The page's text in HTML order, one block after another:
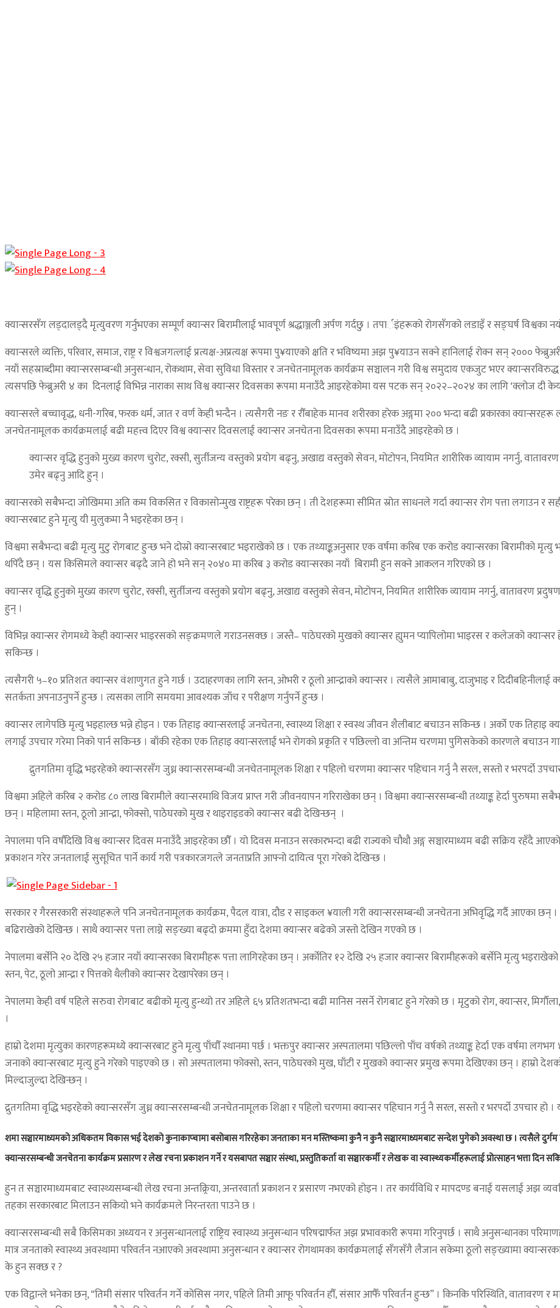
क्यान्सरसँग लड्दालड्दै मृत्युवरण गर्नुभएका सम्पूर्ण क्यान्सर बिरामीलाई भावपूर्ण श्रद्धाञ्जली अर्पण गर्दछु । तपार्इंहरूको रोगसँगको लडाइँ र सङ्घर्ष विश्वका
क्यान्सरले व्यक्ति, परिवार, समाज, राष्ट्र र विश्वजगत्लाई प्रत्यक्ष-अप्रत्यक्ष रूपमा पु¥याएको क्षति र भविष्यमा अझ पु¥याउन सक्ने हानिलाई रोक्न सन् २०००
नयाँ सहस्राब्दीमा क्यान्सरसम्बन्धी अनुसन्धान, रोकथाम, सेवा सुविधा विस्तार र जनचेतनामूलक कार्यक्रम सञ्चालन गरी विश्व समुदाय एकजुट भएर
त्यसपछि फेब्रुअरी ४ का दिनलाई विभिन्न नाराका साथ विश्व क्यान्सर दिवसका रूपमा मनाउँदै आइरहेकोमा यस पटक सन् २०२२–२०२४ का लागि ‘क्लोज दी
क्यान्सरले बच्चावृद्ध, धनी-गरिब, फरक धर्म, जात र वर्ण केही भन्दैन । त्यसैगरी नङ र रौँबाहेक मानव शरीरका हरेक अङ्गमा २०० भन्दा बढी प्रकारका
जनचेतनामूलक कार्यक्रमलाई बढी महत्त्व दिएर विश्व क्यान्सर दिवसलाई क्यान्सर जनचेतना दिवसका रूपमा मनाउँदै आइरहेको छ ।
क्यान्सर वृद्धि हुनुको मुख्य कारण चुरोट, रक्सी, सुर्तीजन्य वस्तुको प्रयोग बढ्नु, अखाद्य वस्तुको सेवन, मोटोपन, नियमित शारीरिक व्यायाम नगर्नु,
उमेर बढ्नु आदि हुन् ।
क्यान्सरको सबैभन्दा जोखिममा अति कम विकसित र विकासोन्मुख राष्ट्रहरू परेका छन् । ती देशहरूमा सीमित स्रोत साधनले गर्दा क्यान्सर रोग पत्ता लगाउन र
क्यान्सरबाट हुने मृत्यु यी मुलुकमा नै भइरहेका छन् ।
विश्वमा सबैभन्दा बढी मृत्यु मुटु रोगबाट हुन्छ भने दोस्रो क्यान्सरबाट भइराखेको छ । एक तथ्याङ्कअनुसार एक वर्षमा करिब एक करोड क्यान्सरका बिरामीको
थपिँदै छन् । यस किसिमले क्यान्सर बढ्दै जाने हो भने सन् २०४० मा करिब ३ करोड क्यान्सरका नयाँ बिरामी हुन सक्ने आकलन गरिएको छ ।
क्यान्सर वृद्धि हुनुको मुख्य कारण चुरोट, रक्सी, सुर्तीजन्य वस्तुको प्रयोग बढ्नु, अखाद्य वस्तुको सेवन, मोटोपन, नियमित शारीरिक व्यायाम नगर्नु, वातावरण
हुन् ।
विभिन्न क्यान्सर रोगमध्ये केही क्यान्सर भाइरसको सङ्क्रमणले गराउनसक्छ । जस्तै– पाठेघरको मुखको क्यान्सर ह्युमन प्यापिलोमा भाइरस र कलेजको
सकिन्छ ।
त्यसैगरी ५–१० प्रतिशत क्यान्सर वंशाणुगत हुने गर्छ । उदाहरणका लागि स्तन, ओभरी र ठूलो आन्द्राको क्यान्सर । त्यसैले आमाबाबु, दाजुभाइ र दिदीबहिनीलाई
सतर्कता अपनाउनुपर्ने हुन्छ । त्यसका लागि समयमा आवश्यक जाँच र परीक्षण गर्नुपर्ने हुन्छ ।
क्यान्सर लागेपछि मृत्यु भइहाल्छ भन्ने होइन । एक तिहाइ क्यान्सरलाई जनचेतना, स्वास्थ्य शिक्षा र स्वस्थ जीवन शैलीबाट बचाउन सकिन्छ । अर्को एक तिहाइ
लगाई उपचार गरेमा निको पार्न सकिन्छ । बाँकी रहेका एक तिहाइ क्यान्सरलाई भने रोगको प्रकृति र पछिल्लो वा अन्तिम चरणमा पुगिसकेको कारणले बचाउन
द्रुतगतिमा वृद्धि भइरहेको क्यान्सरसँग जुध्न क्यान्सरसम्बन्धी जनचेतनामूलक शिक्षा र पहिलो चरणमा क्यान्सर पहिचान गर्नु नै सरल, सस्तो र भरपर्दो
विश्वमा अहिले करिब २ करोड ८० लाख बिरामीले क्यान्सरमाथि विजय प्राप्त गरी जीवनयापन गरिराखेका छन् । विश्वमा क्यान्सरसम्बन्धी तथ्याङ्क हेर्दा पुरुषमा
छन् । महिलामा स्तन, ठूलो आन्द्रा, फोक्सो, पाठेघरको मुख र थाइराइडको क्यान्सर बढी देखिन्छन् ।
नेपालमा पनि वर्षौंदेखि विश्व क्यान्सर दिवस मनाउँदै आइरहेका छौँ । यो दिवस मनाउन सरकारभन्दा बढी राज्यको चौथौ अङ्ग सञ्चारमाध्यम बढी सक्रिय रहँदै
प्रकाशन गरेर जनतालाई सुसूचित पार्ने कार्य गरी पत्रकारजगत्ले जनताप्रति आफ्नो दायित्व पूरा गरेको देखिन्छ ।
सरकार र गैरसरकारी संस्थाहरूले पनि जनचेतनामूलक कार्यक्रम, पैदल यात्रा, दौड र साइकल ¥याली गरी क्यान्सरसम्बन्धी जनचेतना अभिवृद्धि गर्दै आएका छन्
बढिराखेको देखिन्छ । साथै क्यान्सर पत्ता लाग्ने सङ्ख्या बढ्दो क्रममा हुँदा देशमा क्यान्सर बढेको जस्तो देखिन गएको छ ।
नेपालमा बर्सेनि २० देखि २५ हजार नयाँ क्यान्सरका बिरामीहरू पत्ता लागिरहेका छन् । अर्कोतिर १२ देखि २५ हजार क्यान्सर बिरामीहरूको बर्सेनि मृत्यु
स्तन, पेट, ठूलो आन्द्रा र पित्तको थैलीको क्यान्सर देखापरेका छन् ।
नेपालमा केही वर्ष पहिले सरुवा रोगबाट बढीको मृत्यु हुन्थ्यो तर अहिले ६५ प्रतिशतभन्दा बढी मानिस नसर्ने रोगबाट हुने गरेको छ । मृटुको रोग, क्यान्सर,
।
हाम्रो देशमा मृत्युका कारणहरूमध्ये क्यान्सरबाट हुने मृत्यु पाँचौँ स्थानमा पर्छ । भक्तपुर क्यान्सर अस्पतालमा पछिल्लो पाँच वर्षको तथ्याङ्क हेर्दा एक वर्षमा
जनाको क्यान्सरबाट मृत्यु हुने गरेको पाइएको छ । सो अस्पतालमा फोक्सो, स्तन, पाठेघरको मुख, घाँटी र मुखको क्यान्सर प्रमुख रूपमा देखिएका छन् । हाम्रो
मिल्दाजुल्दा देखिन्छन् ।
द्रुतगतिमा वृद्धि भइरहेको क्यान्सरसँग जुध्न क्यान्सरसम्बन्धी जनचेतनामूलक शिक्षा र पहिलो चरणमा क्यान्सर पहिचान गर्नु नै सरल, सस्तो र भरपर्दो उपचार हो
शमा सञ्चारमाध्यमको अधिकतम विकास भई देशको कुनाकाप्चामा बसोबास गरिरहेका जनताका मन मस्तिष्कमा कुनै न कुनै सञ्चारमाध्यमबाट सन्देश पुगेको अवस्था छ । त्यसैले दुर्गम
क्यान्सरसम्बन्धी जनचेतना कार्यक्रम प्रसारण र लेख रचना प्रकाशन गर्ने र यसबापत सञ्चार संस्था, प्रस्तुतिकर्ता वा सञ्चारकर्मी र लेखक वा स्वास्थ्यकर्मीहरूलाई प्रोत्साहन भत्ता दिन
हुन त सञ्चारमाध्यमबाट स्वास्थ्यसम्बन्धी लेख रचना अन्तक्र्रिया, अन्तरवार्ता प्रकाशन र प्रसारण नभएको होइन । तर कार्यविधि र मापदण्ड बनाई यसलाई अझ
तहका सरकारबाट मिलाउन सकियो भने कार्यक्रमले निरन्तरता पाउने छ ।
क्यान्सरसम्बन्धी सबै किसिमका अध्ययन र अनुसन्धानलाई राष्ट्रिय स्वास्थ्य अनुसन्धान परिषद्मार्फत अझ प्रभावकारी रूपमा गरिनुपर्छ । साथै अनुसन्धानका
मात्र जनताको स्वास्थ्य अवस्थामा परिवर्तन नआएको अवस्थामा अनुसन्धान र क्यान्सर रोगथामका कार्यक्रमलाई सँगसँगै लैजान सकेमा ठूलो सङ्ख्यामा
के हुन सक्छ र ?
एक विद्वान्ले भनेका छन्, “तिमी संसार परिवर्तन गर्ने कोसिस नगर, पहिले तिमी आफू परिवर्तन हौँ, संसार आफैँ परिवर्तन हुन्छ” । किनकि परिस्थिति, वातावरण